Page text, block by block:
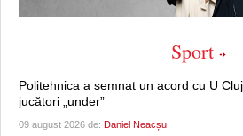
Sport
Politehnica a semnat un acord cu U
jucători „under”
09 august 2026 de: Daniel Neacșu